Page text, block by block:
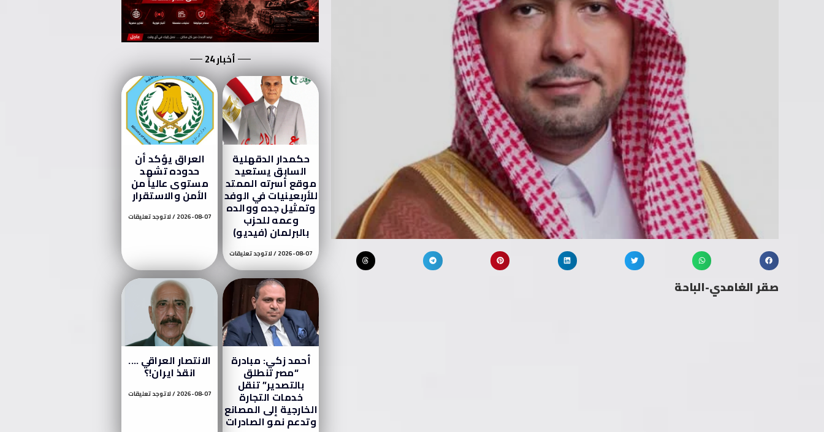
صقر الغامدي-الباحة
أخبار 24
حكمدار الدقهلية
السابق يستعيد
موقع أسرته الممتد
للأربعينيات في الوفد
وتمثيل جده ووالده
وعمه للحزب
بالبرلمان (فيديو)
2026-08-07 لا توجد تعليقات
العراق يؤكد أن
حدوده تشهد
مستوى عالياً من
الأمن والاستقرار
2026-08-07 لا توجد تعليقات
أحمد زكي: مبادرة
“مصر تنطلق
بالتصدير” تنقل
خدمات التجارة
الخارجية إلى المصانع
وتدعم نمو الصادرات
الانتصار العراقي ….
انقذ ايران!؟
2026-08-07 لا توجد تعليقات